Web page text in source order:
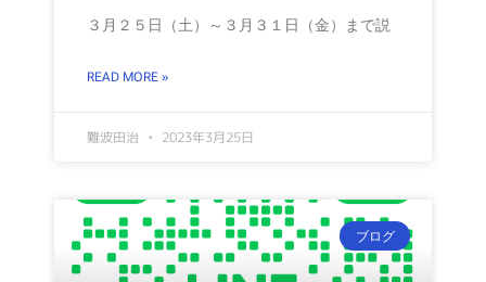
３月２５日（土）～３月３１日（金）まで説
READ MORE »
難波田治 2023年3月25日
ブログ